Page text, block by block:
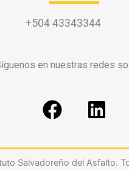
+504 43343344
en nuestras redes
F
a
e
L
i
k
Salvadoreño del Asfalto.